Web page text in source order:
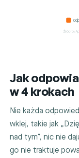
Źródło:
Jak
w 4 krokach
Nie każda
wklej, takie jak
nad tym”, nic nie
go nie traktuje